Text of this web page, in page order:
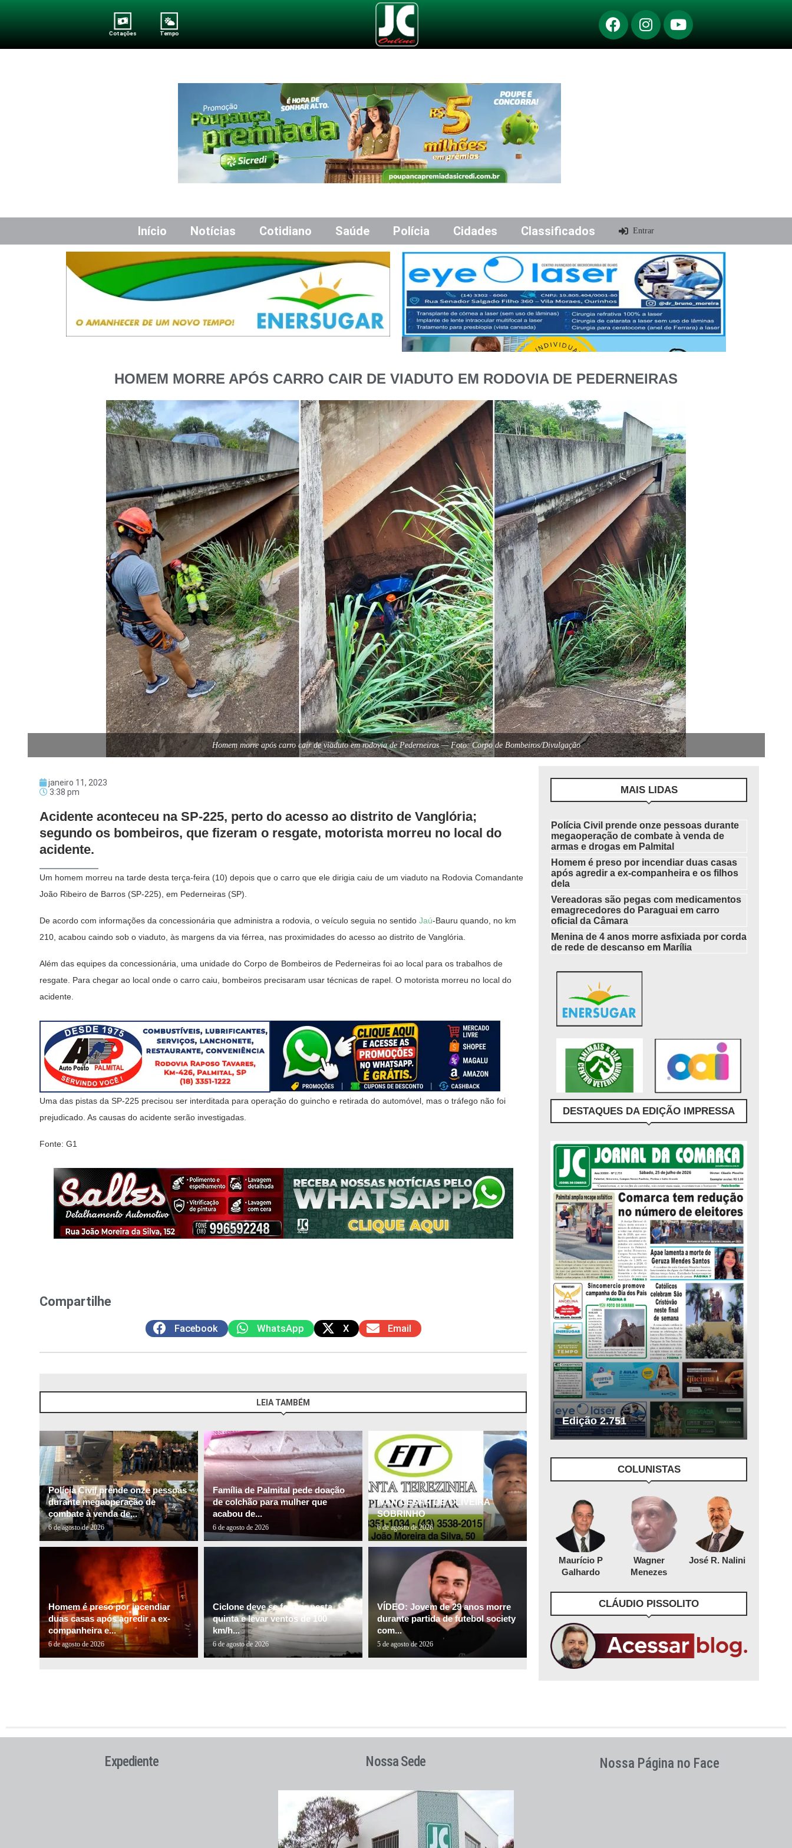
Cotações Tempo
Início Notícias Cotidiano Saúde Polícia Cidades Classificados Entrar
HOMEM MORRE APÓS CARRO CAIR DE VIADUTO EM RODOVIA DE PEDERNEIRAS
Homem morre após carro cair de viaduto em rodovia de Pederneiras — Foto: Corpo de Bombeiros/Divulgação
janeiro 11, 2023
3:38 pm
Acidente aconteceu na SP-225, perto do acesso ao distrito de Vanglória;
segundo os bombeiros, que fizeram o resgate, motorista morreu no local do
acidente.
Um homem morreu na tarde desta terça-feira (10) depois que o carro que ele dirigia caiu de um viaduto na Rodovia Comandante
João Ribeiro de Barros (SP-225), em Pederneiras (SP).
De acordo com informações da concessionária que administra a rodovia, o veículo seguia no sentido Jaú-Bauru quando, no km
210, acabou caindo sob o viaduto, às margens da via férrea, nas proximidades do acesso ao distrito de Vanglória.
Além das equipes da concessionária, uma unidade do Corpo de Bombeiros de Pederneiras foi ao local para os trabalhos de
resgate. Para chegar ao local onde o carro caiu, bombeiros precisaram usar técnicas de rapel. O motorista morreu no local do
acidente.
Uma das pistas da SP-225 precisou ser interditada para operação do guincho e retirada do automóvel, mas o tráfego não foi
prejudicado. As causas do acidente serão investigadas.
Fonte: G1
Compartilhe
Facebook WhatsApp X Email
LEIA TAMBÉM
Polícia Civil prende onze pessoas
durante megaoperação de
combate à venda de...
6 de agosto de 2026
Família de Palmital pede doação
de colchão para mulher que
acabou de...
6 de agosto de 2026
IVAN CESAR DE OLIVEIRA
SOBRINHO
6 de agosto de 2026
Homem é preso por incendiar
duas casas após agredir a ex-
companheira e...
6 de agosto de 2026
Ciclone deve se formar nesta
quinta e levar ventos de 100
km/h...
6 de agosto de 2026
VÍDEO: Jovem de 29 anos morre
durante partida de futebol society
com...
5 de agosto de 2026
MAIS LIDAS
Polícia Civil prende onze pessoas durante
megaoperação de combate à venda de
armas e drogas em Palmital
Homem é preso por incendiar duas casas
após agredir a ex-companheira e os filhos
dela
Vereadoras são pegas com medicamentos
emagrecedores do Paraguai em carro
oficial da Câmara
Menina de 4 anos morre asfixiada por corda
de rede de descanso em Marília
DESTAQUES DA EDIÇÃO IMPRESSA
Edição 2.751
COLUNISTAS
Maurício P
Galhardo
Wagner
Menezes
José R. Nalini
CLÁUDIO PISSOLITO
Expediente Nossa Sede Nossa Página no Face